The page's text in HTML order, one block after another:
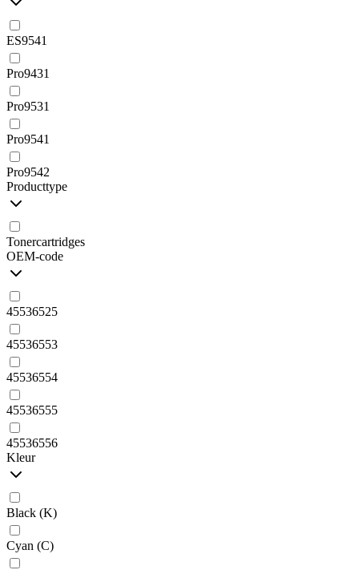
ES9541
Pro9431
Pro9531
Pro9541
Pro9542
Producttype
Tonercartridges
OEM-code
45536525
45536553
45536554
45536555
45536556
Kleur
Black (K)
Cyan (C)